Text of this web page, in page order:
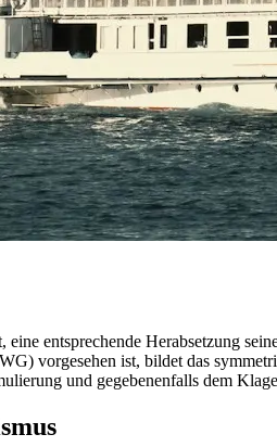
entsprechende Herabsetzung
vorgesehen ist, bildet das
und gegebenenfalls dem